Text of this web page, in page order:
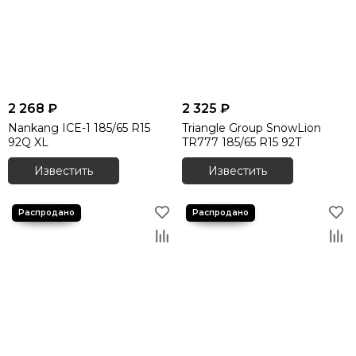
Зимние шины 255/55 R20
Зимние шины 255/60 R18
Зимние шины 255/65 R16
Зимние шины 255/65 R17
Зимние шины 255/70 R15
Зимние шины 255/70 R16
2 268 ₽
Nankang ICE-1 185/65 R15
92Q XL
Известить
2 325 ₽
Triangle Group SnowLion
TR777 185/65 R15 92T
Известить